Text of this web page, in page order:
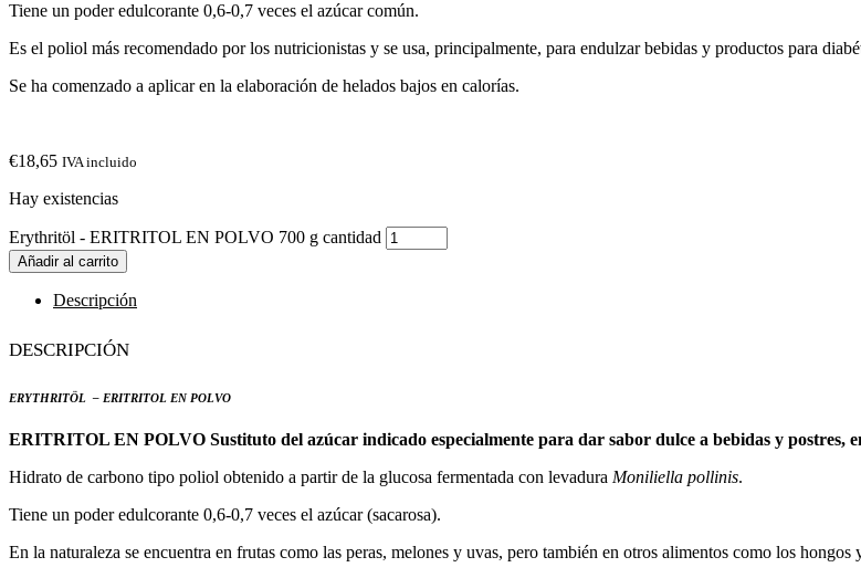
Tiene un poder edulcorante 0,6-0,7 veces el azúcar común.
Es el poliol más recomendado por los nutricionistas y se usa, principalmente, para endulzar bebidas y productos para
Se ha comenzado a aplicar en la elaboración de helados bajos en calorías.
€18,65 IVA incluido
Hay existencias
Erythritöl - ERITRITOL EN POLVO 700 g cantidad
Añadir al carrito
Descripción
Descripción
Erythritöl – ERITRITOL EN POLVO
ERITRITOL EN POLVO Sustituto del azúcar indicado especialmente para dar sabor dulce a bebidas y postres,
Hidrato de carbono tipo poliol obtenido a partir de la glucosa fermentada con levadura Moniliella pollinis.
Tiene un poder edulcorante 0,6-0,7 veces el azúcar (sacarosa).
En la naturaleza se encuentra en frutas como las peras, melones y uvas, pero también en otros alimentos como los